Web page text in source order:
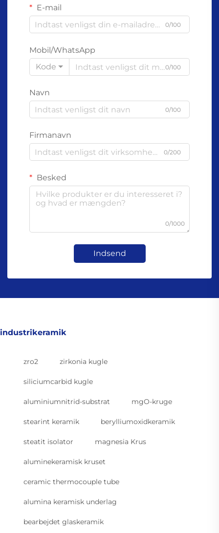
E-mail
0/100
Mobil/WhatsApp
Kode
0/100
Navn
0/100
Firmanavn
0/200
Besked
0/1000
Indsend
industrikeramik
zro2 zirkonia kugle
siliciumcarbid kugle
aluminiumnitrid-substrat mgO-kruge
stearint keramik berylliumoxidkeramik
steatit isolator magnesia Krus
aluminekeramisk kruset
ceramic thermocouple tube
alumina keramisk underlag
bearbejdet glaskeramik